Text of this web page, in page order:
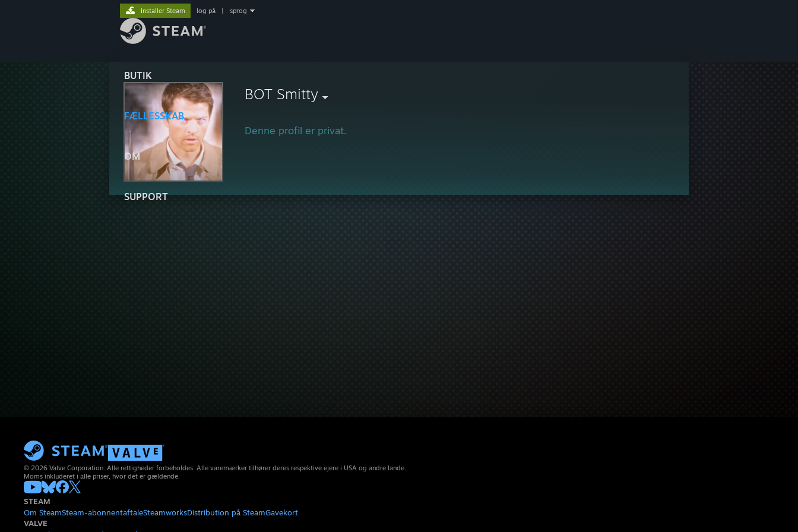
BUTIK
FÆLLESSKAB
OM
SUPPORT
Installer Steam log på sprog
BOT Smitty
Denne profil er privat.
© 2026 Valve Corporation. Alle rettigheder forbeholdes. Alle varemærker tilhører deres respektive ejere i USA og andre lande.
Moms inkluderet i alle priser, hvor det er gældende.
STEAM
Om SteamSteam-abonnentaftaleSteamworksDistribution på SteamGavekort
VALVE